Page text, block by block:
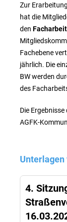
Zur
hat die
den
Fachebene
jährlich. Die
BW werden
des
Die
AGFK-
Unterlagen
4.